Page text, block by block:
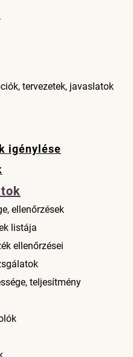
tervezetek, javaslatok
igénylése
ellenőrzések
listája
ellenőrzései
teljesítmény